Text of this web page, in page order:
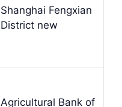
Shanghai Fengxian
District new
Agricultural Bank of